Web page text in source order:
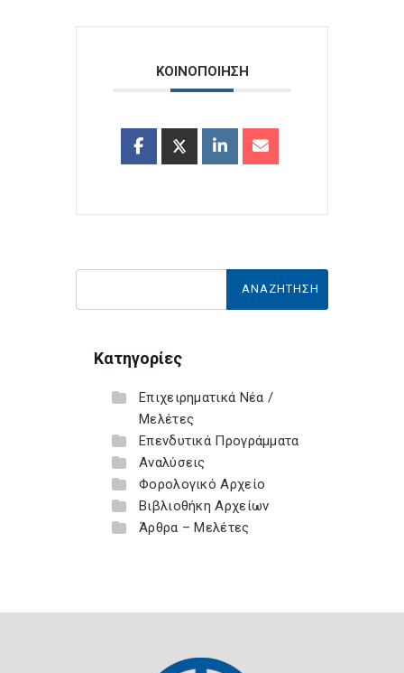
ΚΟΙΝΟΠΟΙΗΣΗ
Κατηγορίες
Επιχειρηματικά Νέα /
Μελέτες
Επενδυτικά Προγράμματα
Αναλύσεις
Φορολογικό Αρχείο
Βιβλιοθήκη Αρχείων
Άρθρα – Μελέτες